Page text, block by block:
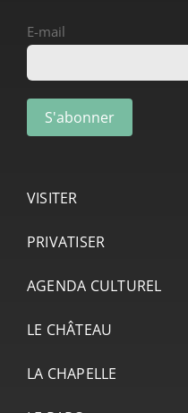
E-mail
VISITER
PRIVATISER
AGENDA CULTUREL
LE CHÂTEAU
LA CHAPELLE